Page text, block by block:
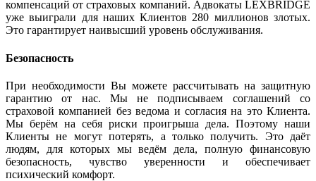
компенсаций от страховых компаний. Адвокаты LEXBRIDGE
уже выиграли для наших Клиентов 280 миллионов злотых.
Это гарантирует наивысший уровень обслуживания.
Безопасность
При необходимости Вы можете рассчитывать на защитную
гарантию от нас. Мы не подписываем соглашений со
страховой компанией без ведома и согласия на это Клиента.
Мы берём на себя риски проигрыша дела. Поэтому наши
Клиенты не могут потерять, а только получить. Это даёт
людям, для которых мы ведём дела, полную финансовую
безопасность, чувство уверенности и обеспечивает
психический комфорт.